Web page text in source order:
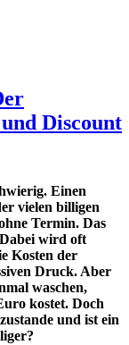
Discount
Einen
vielen billigen
Termin. Das
wird oft
Kosten der
Druck. Aber
waschen,
kostet. Doch
und ist ein